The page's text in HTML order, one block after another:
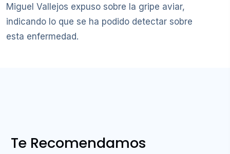
Miguel Vallejos expuso sobre la gripe aviar,
indicando lo que se ha podido detectar sobre
esta enfermedad.
Te Recomendamos